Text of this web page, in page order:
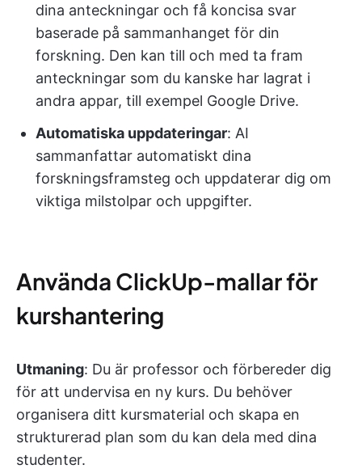
dina anteckningar och få koncisa svar
baserade på sammanhanget för din
forskning. Den kan till och med ta fram
anteckningar som du kanske har lagrat i
andra appar, till exempel Google Drive.
Automatiska uppdateringar: AI
sammanfattar automatiskt dina
forskningsframsteg och uppdaterar dig om
viktiga milstolpar och uppgifter.
Använda ClickUp-mallar för
kurshantering
Utmaning: Du är professor och förbereder dig
för att undervisa en ny kurs. Du behöver
organisera ditt kursmaterial och skapa en
strukturerad plan som du kan dela med dina
studenter.